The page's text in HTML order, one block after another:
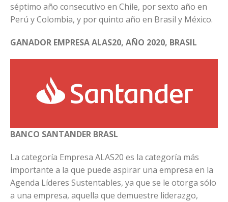
séptimo año consecutivo en Chile, por sexto año en
Perú y Colombia, y por quinto año en Brasil y México.
GANADOR EMPRESA ALAS20, AÑO 2020, BRASIL
BANCO SANTANDER BRASL
La categoría Empresa ALAS20 es la categoría más
importante a la que puede aspirar una empresa en la
Agenda Líderes Sustentables, ya que se le otorga sólo
a una empresa, aquella que demuestre liderazgo,